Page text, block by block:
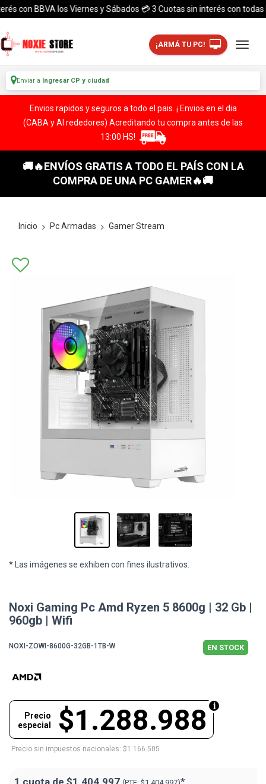
con BBVA los Viernes y Sábados 💳 3 Cuotas sin interés con todas
¡ARMÁ TU PC!
Enviar a Ingresar CP y ciudad
Envios rapidos y seguros a todo el pais. ¡ Envios en el dia
(CABA y Al rededores) Acreditando tu compra antes de las
13:00 HS!
🚚🔥ENVÍOS GRATIS A TODO EL PAÍS CON LA
COMPRA DE UNA PC GAMER🔥🚚
Inicio Pc Armadas Gamer Stream
* Las imágenes se exhiben con fines ilustrativos.
Noxi Gaming Pc Amd Ryzen 5 8600g | 32 Gb |
960gb | Wifi
NOXI-ZOWI-8600G-32GB-1TB-W EN STOCK
$1.288.988
Precio
especial
Precio sin impuestos nacionales: $1.166.505